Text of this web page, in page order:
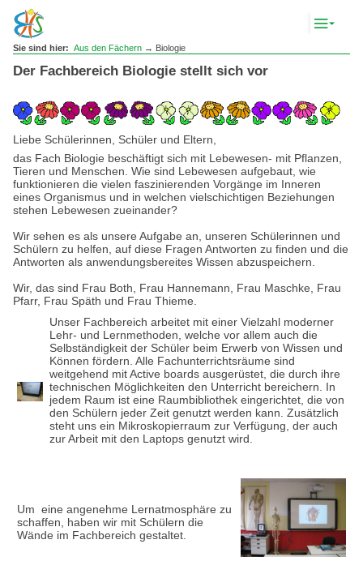
Sie sind hier: Aus den Fächern→ Biologie
Der Fachbereich Biologie stellt sich vor
Liebe Schülerinnen, Schüler und Eltern,
das Fach Biologie beschäftigt sich mit Lebewesen- mit Pflanzen,
Tieren und Menschen. Wie sind Lebewesen aufgebaut, wie
funktionieren die vielen faszinierenden Vorgänge im Inneren
eines Organismus und in welchen vielschichtigen Beziehungen
stehen Lebewesen zueinander?
Wir sehen es als unsere Aufgabe an, unseren Schülerinnen und
Schülern zu helfen, auf diese Fragen Antworten zu finden und die
Antworten als anwendungsbereites Wissen abzuspeichern.
Wir, das sind Frau Both, Frau Hannemann, Frau Maschke, Frau
Pfarr, Frau Späth und Frau Thieme.
Unser Fachbereich arbeitet mit einer Vielzahl moderner
Lehr- und Lernmethoden, welche vor allem auch die
Selbständigkeit der Schüler beim Erwerb von Wissen und
Können fördern. Alle Fachunterrichtsräume sind
weitgehend mit Active boards ausgerüstet, die durch ihre
technischen Möglichkeiten den Unterricht bereichern. In
jedem Raum ist eine Raumbibliothek eingerichtet, die von
den Schülern jeder Zeit genutzt werden kann. Zusätzlich
steht uns ein Mikroskopierraum zur Verfügung, der auch
zur Arbeit mit den Laptops genutzt wird.
Um eine angenehme Lernatmosphäre zu
schaffen, haben wir mit Schülern die
Wände im Fachbereich gestaltet.